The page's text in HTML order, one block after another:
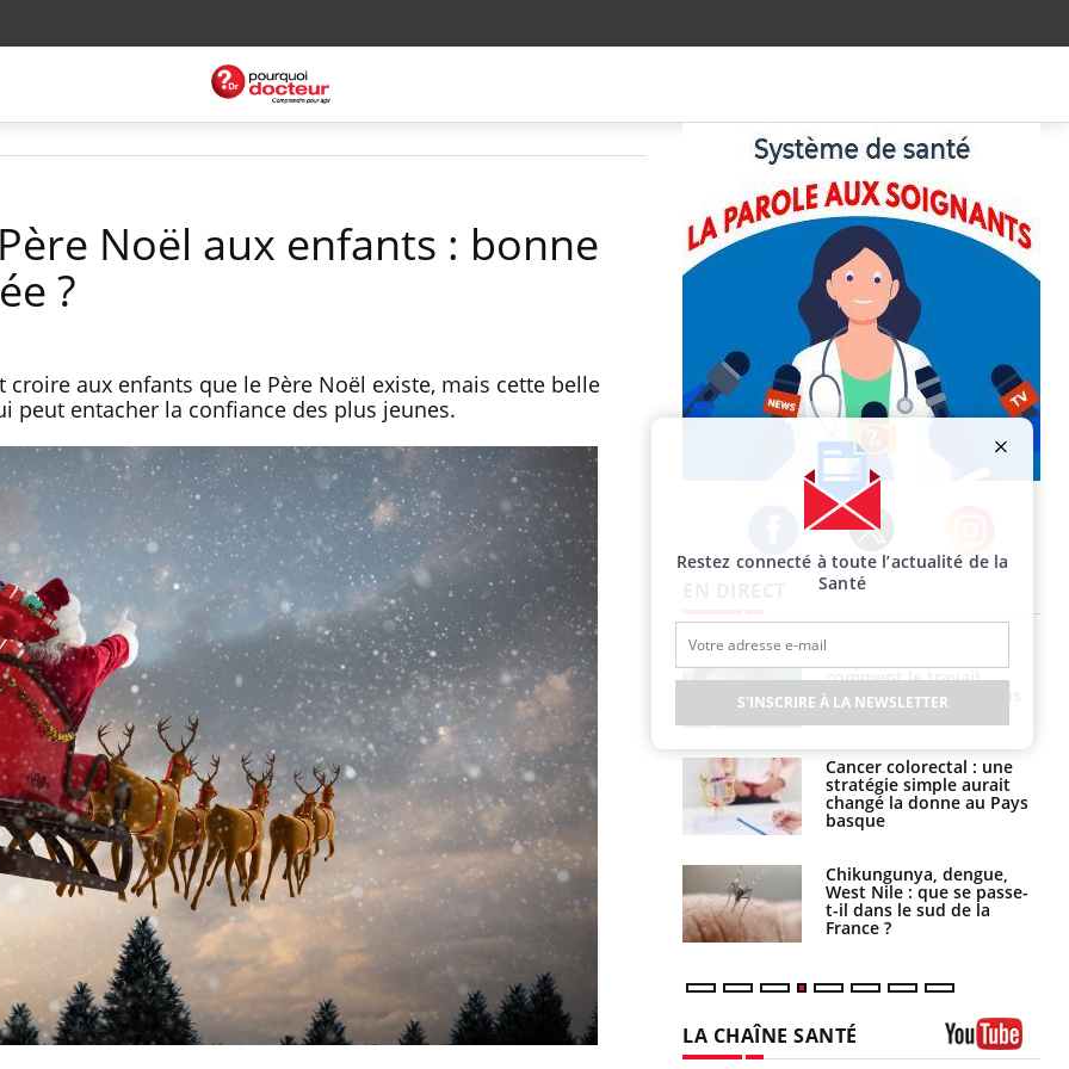
Noël aux enfants : bonne
?
aux enfants que le Père Noël existe, mais cette belle
peut entacher la confiance des plus jeunes.
Facebook Twitter Instagram
Mortalité infantile : un
rapport s’interroge sur
son taux élevé en France
Grossesse à risque : ce jus
naturel attire l'attention
des chercheurs
Comment oublier les
écrans en vacances ?
comment le travail
empiète de plus en plus
sur nos soirées
Cancer colorectal : une
stratégie simple aurait
changé la donne au Pays
basque
Chikungunya, dengue,
West Nile : que se passe-
t-il dans le sud de la
France ?
protègent-ils aussi les os
?
Cytomégalovirus : ce qui
change dans la prise en
charge des femmes
enceintes
La sieste empêche-t-elle
de dormir la nuit ?
LA CHAÎNE SANTÉ
Restez connecté à toute l’actualité de la
Santé
S'INSCRIRE À LA NEWSLETTER